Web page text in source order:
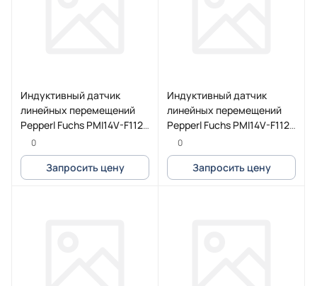
Индуктивный датчик
линейных перемещений
Pepperl Fuchs PMI14V-F112-
2EP-IO-V31
0
Запросить цену
Индуктивный датчик
линейных перемещений
Pepperl Fuchs PMI14V-F112-
U-200MM-V3
0
Запросить цену